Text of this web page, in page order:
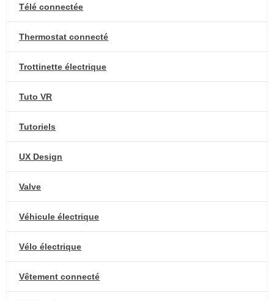
Télé connectée
Thermostat connecté
Trottinette électrique
Tuto VR
Tutoriels
UX Design
Valve
Véhicule électrique
Vélo électrique
Vêtement connecté